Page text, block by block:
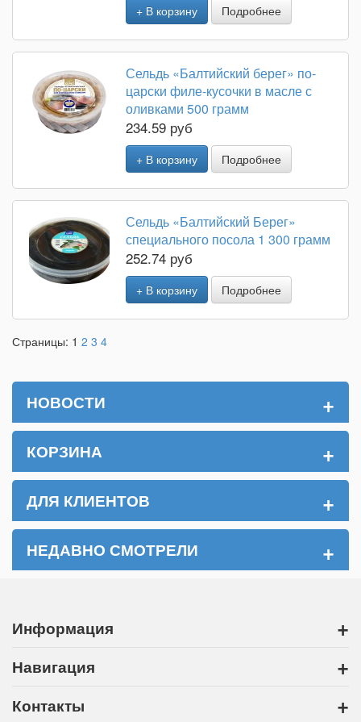
+ В корзину Подробнее
Сельдь «Балтийский берег» по-
царски филе-кусочки в масле с
оливками 500 грамм
234.59 руб
+ В корзину Подробнее
Сельдь «Балтийский Берег»
специального посола 1 300 грамм
252.74 руб
+ В корзину Подробнее
Страницы: 1 2 3 4
НОВОСТИ +
КОРЗИНА +
ДЛЯ КЛИЕНТОВ +
НЕДАВНО СМОТРЕЛИ +
Информация +
Навигация +
Контакты +